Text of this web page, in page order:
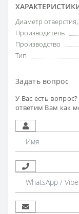
Диаметр
Производитель
Производство
Тип
Задать вопрос
У Вас есть
ответим Вам как